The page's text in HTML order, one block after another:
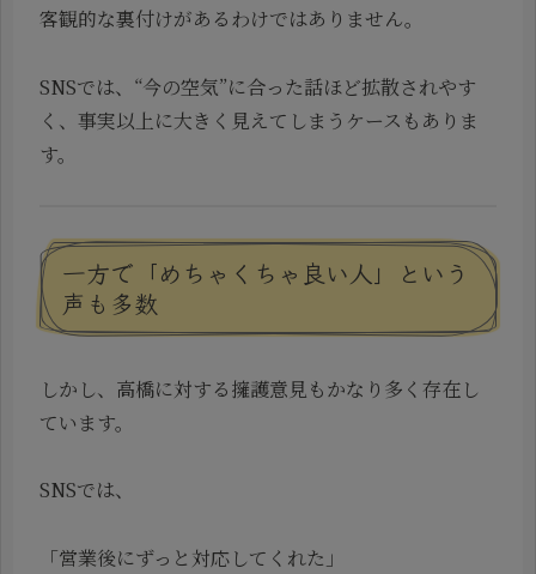
客観的な裏付けがあるわけではありません。
SNSでは、“今の空気”に合った話ほど拡散されやす
く、事実以上に大きく見えてしまうケースもありま
す。
一方で「めちゃくちゃ良い人」という
声も多数
しかし、高橋に対する擁護意見もかなり多く存在し
ています。
SNSでは、
「営業後にずっと対応してくれた」